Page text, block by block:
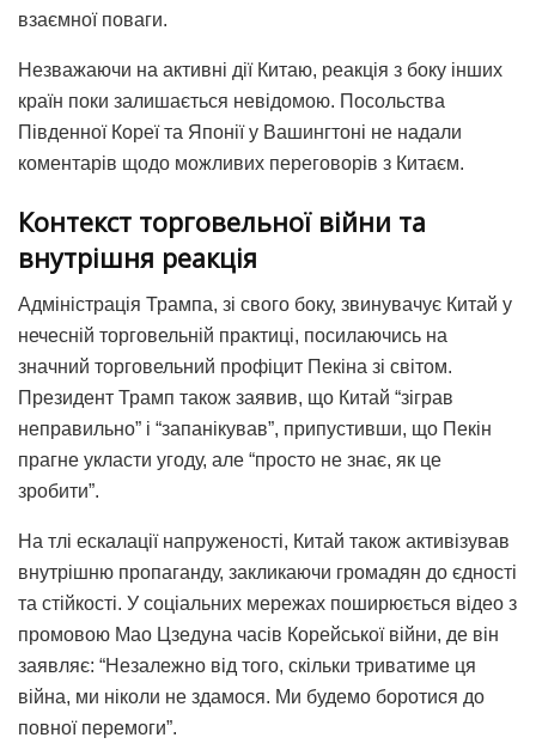
взаємної поваги.
Незважаючи на активні дії Китаю, реакція з боку інших
країн поки залишається невідомою. Посольства
Південної Кореї та Японії у Вашингтоні не надали
коментарів щодо можливих переговорів з Китаєм.
Контекст торговельної війни та
внутрішня реакція
Адміністрація Трампа, зі свого боку, звинувачує Китай у
нечесній торговельній практиці, посилаючись на
значний торговельний профіцит Пекіна зі світом.
Президент Трамп також заявив, що Китай “зіграв
неправильно” і “запанікував”, припустивши, що Пекін
прагне укласти угоду, але “просто не знає, як це
зробити”.
На тлі ескалації напруженості, Китай також активізував
внутрішню пропаганду, закликаючи громадян до єдності
та стійкості. У соціальних мережах поширюється відео з
промовою Мао Цзедуна часів Корейської війни, де він
заявляє: “Незалежно від того, скільки триватиме ця
війна, ми ніколи не здамося. Ми будемо боротися до
повної перемоги”.